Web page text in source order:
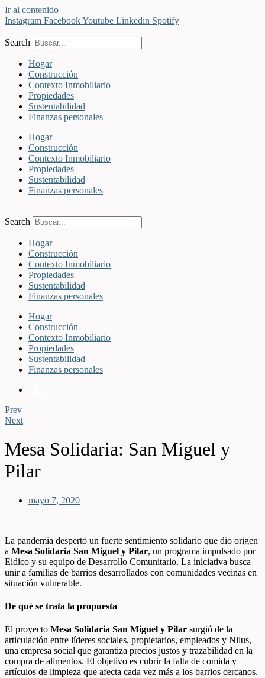
Ir al contenido
Instagram FacebookYoutube Linkedin Spotify
Search
Hogar
Construcción
Contexto Inmobiliario
Propiedades
Sustentabilidad
Finanzas personales
Hogar
Construcción
Contexto Inmobiliario
Propiedades
Sustentabilidad
Finanzas personales
Search
Hogar
Construcción
Contexto Inmobiliario
Propiedades
Sustentabilidad
Finanzas personales
Hogar
Construcción
Contexto Inmobiliario
Propiedades
Sustentabilidad
Finanzas personales
Prev
Next
Mesa Solidaria: San Miguel y
Pilar
mayo 7, 2020
La pandemia despertó un fuerte sentimiento solidario que dio origen
a Mesa Solidaria San Miguel y Pilar, un programa impulsado por
Eidico y su equipo de Desarrollo Comunitario. La iniciativa busca
unir a familias de barrios desarrollados con comunidades vecinas en
situación vulnerable.
De qué se trata la propuesta
El proyecto Mesa Solidaria San Miguel y Pilar surgió de la
articulación entre líderes sociales, propietarios, empleados y Nilus,
una empresa social que garantiza precios justos y trazabilidad en la
compra de alimentos. El objetivo es cubrir la falta de comida y
artículos de limpieza que afecta cada vez más a los barrios cercanos.